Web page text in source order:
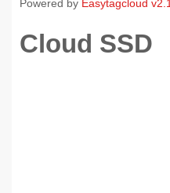
Powered by Easytagcloud v2.1
Cloud SSD